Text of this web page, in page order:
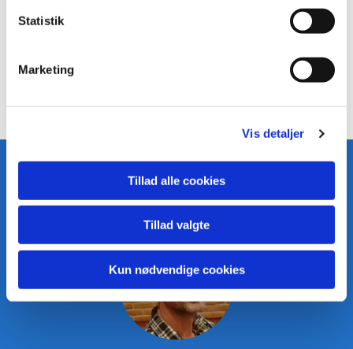
Statistik
Marketing
Vis detaljer
Tillad alle cookies
Tillad valgte
Kun nødvendige cookies
Vil du vide mere?